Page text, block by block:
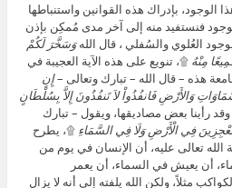
الوجود، بإدراك هذه القوانين واستنباطها
فنستفيد منه إلى آخر مدى مُمكِن بإذن
العُلوي والسُفلي ، قال اللهوَسَخَّرَ لَكُمْ
مِنْهُ ۩، تنويع على هذه الآية العجيبة في
هذه – قال الله – تبارك وتعالى –إِنِ
وَالأَرْضِ فَانفُذُواْ لاَ تَنفُذُونَ إِلاَّ بِسُلْطَانٍ
وقد رأينا بعض مصاديقها، ويقول – تبارك
فِي الْأَرْضِ وَلَا فِي السَّمَاءِ ۩، يطرح
الله تعالى عليه، أن الإنسان في يوم من
أن يعيش في السماء، أن يعمر
مثلاً، ولكن الله يلفته إلى أنه لا يزال